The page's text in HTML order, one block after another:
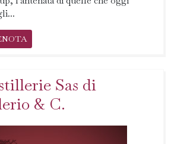
Sas di
& C.